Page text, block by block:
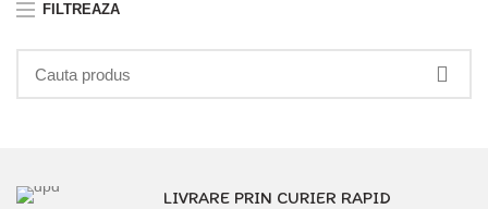
FILTREAZA
LIVRARE PRIN CURIER RAPID